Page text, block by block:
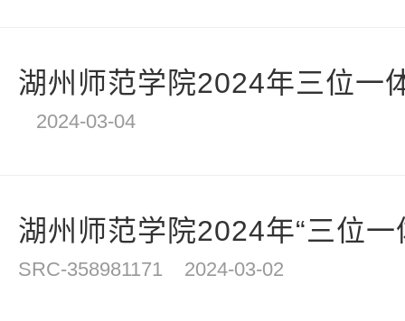
湖州师范学院2024年三位一
2024-03-04
湖州师范学院2024年“三位一
SRC-358981171 2024-03-02